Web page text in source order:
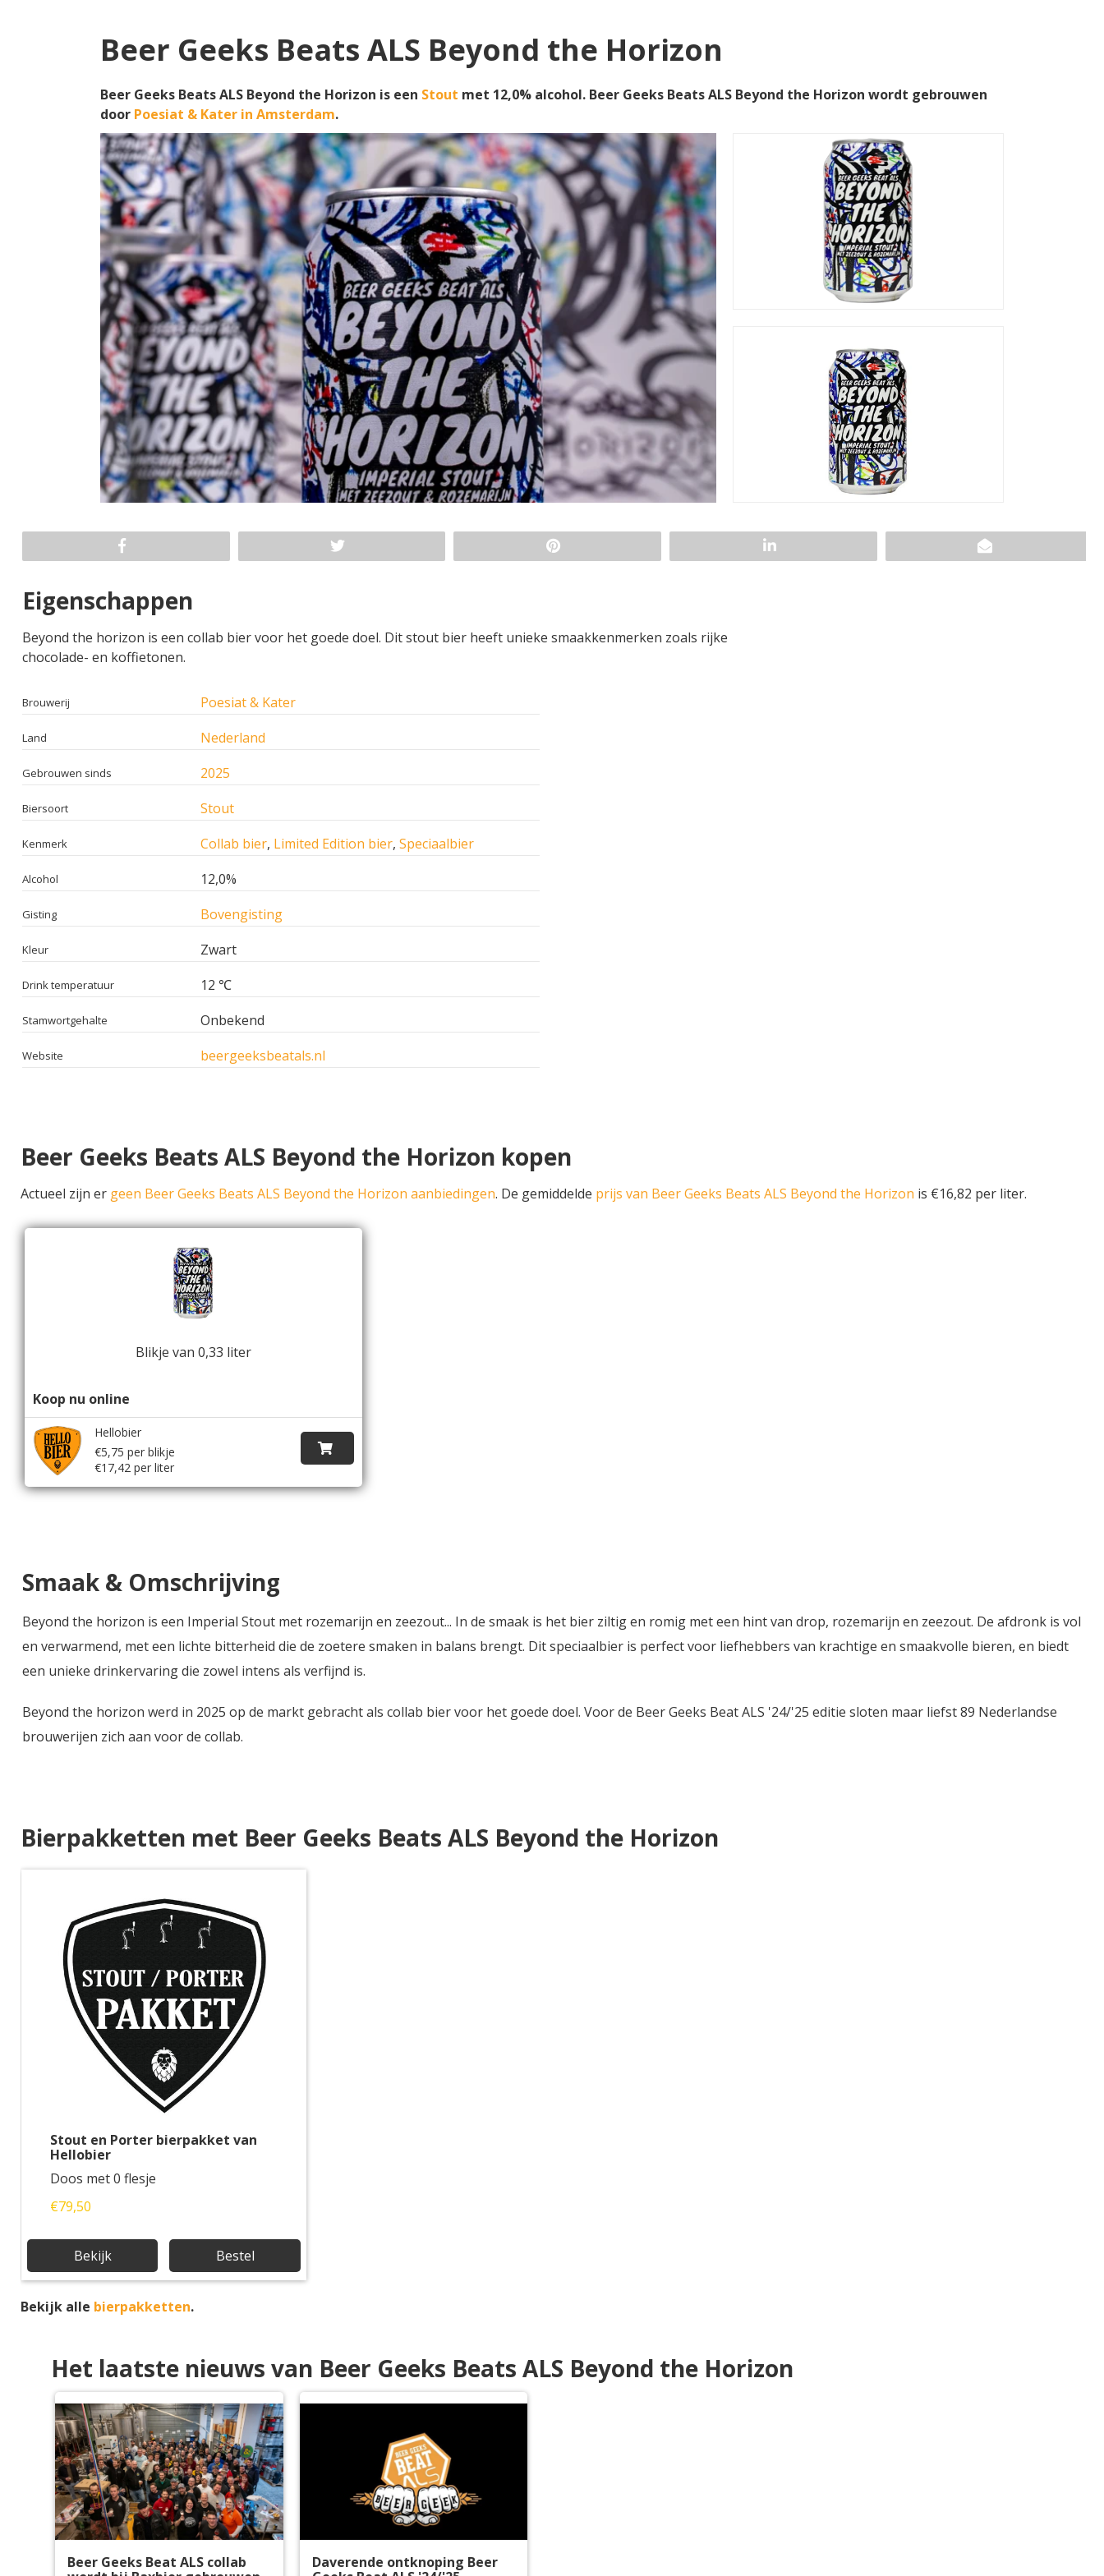
Beer Geeks Beats ALS Beyond the Horizon
Beer Geeks Beats ALS Beyond the Horizon is een Stout met 12,0% alcohol. Beer Geeks Beats ALS Beyond the Horizon wordt gebrouwen
door Poesiat & Kater in Amsterdam.
Eigenschappen
Beyond the horizon is een collab bier voor het goede doel. Dit stout bier heeft unieke smaakkenmerken zoals rijke
chocolade- en koffietonen.
Brouwerij Poesiat & Kater
Land Nederland
Gebrouwen sinds 2025
Biersoort Stout
Kenmerk Collab bier, Limited Edition bier, Speciaalbier
Alcohol 12,0%
Gisting Bovengisting
Kleur Zwart
Drink temperatuur 12 ℃
Stamwortgehalte Onbekend
Website beergeeksbeatals.nl
Beer Geeks Beats ALS Beyond the Horizon kopen
Actueel zijn er geen Beer Geeks Beats ALS Beyond the Horizon aanbiedingen. De gemiddelde prijs van Beer Geeks Beats ALS Beyond the Horizon is €16,82 per liter.
Blikje van 0,33 liter
Koop nu online
Hellobier
€5,75 per blikje
€17,42 per liter
Smaak & Omschrijving
Beyond the horizon is een Imperial Stout met rozemarijn en zeezout... In de smaak is het bier ziltig en romig met een hint van drop, rozemarijn en zeezout. De afdronk is vol
en verwarmend, met een lichte bitterheid die de zoetere smaken in balans brengt. Dit speciaalbier is perfect voor liefhebbers van krachtige en smaakvolle bieren, en biedt
een unieke drinkervaring die zowel intens als verfijnd is.
Beyond the horizon werd in 2025 op de markt gebracht als collab bier voor het goede doel. Voor de Beer Geeks Beat ALS '24/'25 editie sloten maar liefst 89 Nederlandse
brouwerijen zich aan voor de collab.
Bierpakketten met Beer Geeks Beats ALS Beyond the Horizon
Stout en Porter bierpakket van
Hellobier
Doos met 0 flesje
€79,50
Bekijk Bestel
Bekijk alle bierpakketten.
Het laatste nieuws van Beer Geeks Beats ALS Beyond the Horizon
Beer Geeks Beat ALS collab
Daverende ontknoping Beer